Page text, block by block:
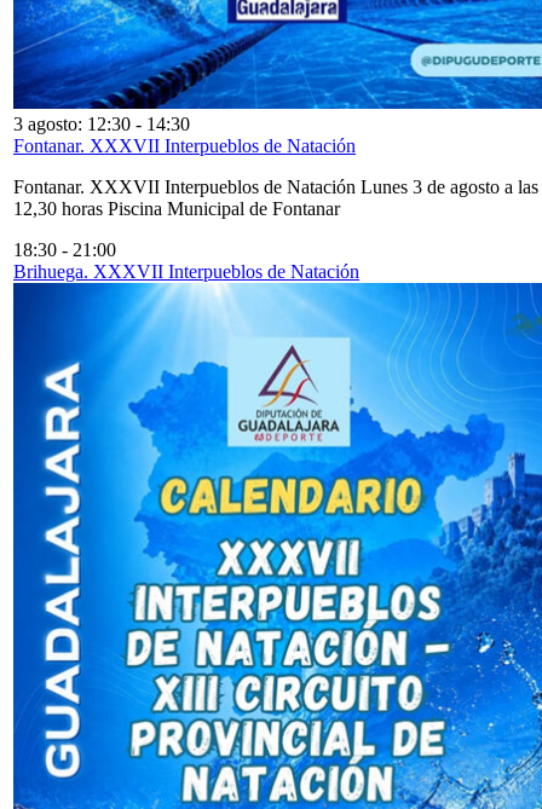
3 agosto: 12:30 - 14:30
Fontanar. XXXVII Interpueblos de Natación
Fontanar. XXXVII Interpueblos de Natación Lunes 3 de agosto a las
12,30 horas Piscina Municipal de Fontanar
18:30 - 21:00
Brihuega. XXXVII Interpueblos de Natación